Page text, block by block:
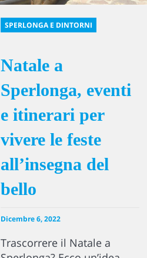
SPERLONGA E DINTORNI
Natale a
Sperlonga, eventi
e itinerari per
vivere le feste
all’insegna del
bello
Dicembre 6, 2022
Trascorrere il Natale a